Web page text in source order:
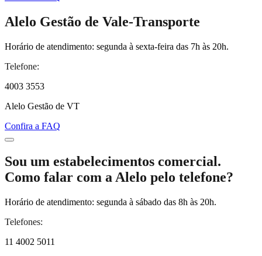
Alelo Gestão de Vale-Transporte
Horário de atendimento: segunda à sexta-feira das 7h às 20h.
Telefone:
4003 3553
Alelo Gestão de VT
Confira a FAQ
Sou um estabelecimentos comercial.
Como falar com a Alelo pelo telefone?
Horário de atendimento: segunda à sábado das 8h às 20h.
Telefones:
11 4002 5011